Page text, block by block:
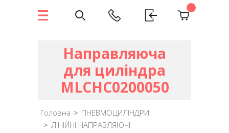
Направляюча
для циліндра
MLCHC0200050
Головна > ПНЕВМОЦИЛІНДРИ
> ЛІНІЙНІ НАПРАВЛЯЮЧІ